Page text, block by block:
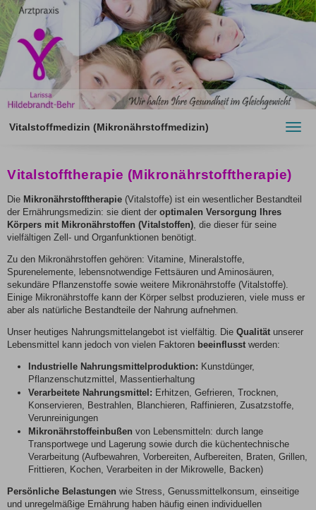
Vitalstoffmedizin (Mikronährstoffmedizin)
Vitalstofftherapie (Mikronährstofftherapie)
Die Mikronährstofftherapie (Vitalstoffe) ist ein wesentlicher Bestandteil
der Ernährungsmedizin: sie dient der optimalen Versorgung Ihres
Körpers mit Mikronährstoffen (Vitalstoffen), die dieser für seine
vielfältigen Zell- und Organfunktionen benötigt.
Zu den Mikronährstoffen gehören: Vitamine, Mineralstoffe,
Spurenelemente, lebensnotwendige Fettsäuren und Aminosäuren,
sekundäre Pflanzenstoffe sowie weitere Mikronährstoffe (Vitalstoffe).
Einige Mikronährstoffe kann der Körper selbst produzieren, viele muss er
aber als natürliche Bestandteile der Nahrung aufnehmen.
Unser heutiges Nahrungsmittelangebot ist vielfältig. Die Qualität unserer
Lebensmittel kann jedoch von vielen Faktoren beeinflusst werden:
Industrielle Nahrungsmittelproduktion: Kunstdünger,
Pflanzenschutzmittel, Massentierhaltung
Verarbeitete Nahrungsmittel: Erhitzen, Gefrieren, Trocknen,
Konservieren, Bestrahlen, Blanchieren, Raffinieren, Zusatzstoffe,
Verunreinigungen
Mikronährstoffeinbußen von Lebensmitteln: durch lange
Transportwege und Lagerung sowie durch die küchentechnische
Verarbeitung (Aufbewahren, Vorbereiten, Aufbereiten, Braten, Grillen,
Frittieren, Kochen, Verarbeiten in der Mikrowelle, Backen)
Persönliche Belastungen wie Stress, Genussmittelkonsum, einseitige
und unregelmäßige Ernährung haben häufig einen individuellen